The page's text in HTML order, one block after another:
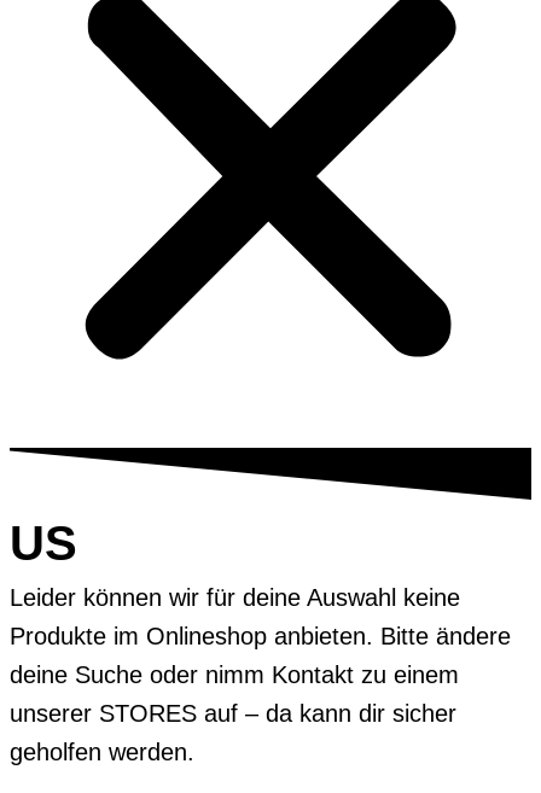
US
Leider können wir für deine Auswahl keine
Produkte im Onlineshop anbieten. Bitte ändere
deine Suche oder nimm Kontakt zu einem
unserer STORES auf – da kann dir sicher
geholfen werden.